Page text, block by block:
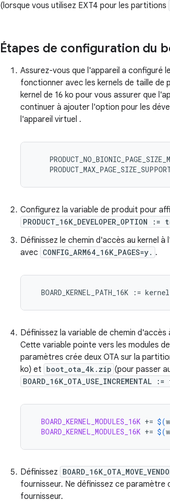
(lorsque vous utilisez EXT4 pour les partitions
Étapes de configuration du
Assurez-vous que l'appareil a configuré
fonctionner avec les kernels de taille de
kernel de 16 ko pour vous assurer que
continuer à ajouter l'option pour les
l'appareil virtuel .
Configurez la variable de produit pour
PRODUCT_16K_DEVELOPER_OPTION :=
Définissez le chemin d'accès au kernel à
avec CONFIG_ARM64_16K_PAGES=y. .
BOARD_KERNEL_PATH_16K : =
Définissez la variable de chemin
Cette variable pointe vers les modules
paramètres crée deux OTA sur la
ko) et boot_ota_4k.zip (pour passer
BOARD_16K_OTA_USE_INCREMENTAL
BOARD_KERNEL_MODULES_16K += $(
BOARD_KERNEL_MODULES_16K += $(
Définissez
fournisseur. Ne définissez ce paramètre
fournisseur.